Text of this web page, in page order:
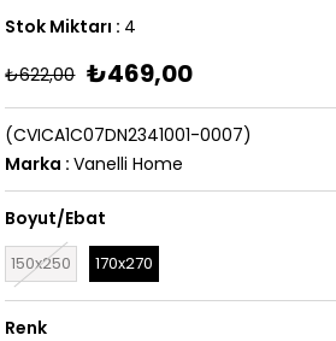
Stok Miktarı : 4
₺622,00 ₺469,00
(CVICA1C07DN2341001-0007)
Marka : Vanelli Home
Boyut/Ebat
150x250 170x270
Renk